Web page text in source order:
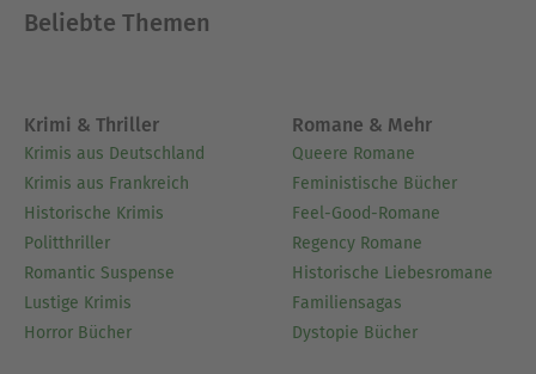
Beliebte Themen
Krimi & Thriller
Krimis aus Deutschland
Krimis aus Frankreich
Historische Krimis
Politthriller
Romantic Suspense
Lustige Krimis
Horror Bücher
Romane & Mehr
Queere Romane
Feministische Bücher
Feel-Good-Romane
Regency Romane
Historische Liebesromane
Familiensagas
Dystopie Bücher